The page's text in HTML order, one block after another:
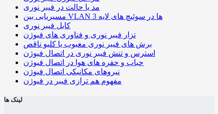
مد یا حالت در فیبر نوری
مسیریابی بین VLAN ها در سوئیچ های لایه 3
کابل فیبر نوری
تزار فیبر نوری و فناوری های فیوژن
برش های فیبر نوری معیوب یا کلیو ناقص
استرس و تنش فیبر نوری در اتصال فیوژن
حباب و حفره‌ های هوا در اتصال فیوژن
نیروهای مکانیکی اتصال فیوژن
مفهوم هم ترازی فیبر در فیوژن
لینک ها